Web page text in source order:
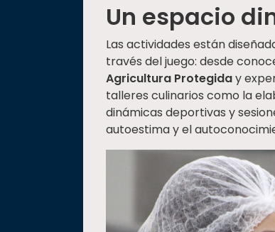
Un espacio
Las actividades están
través del juego: desde
Agricultura Protegiday
talleres culinarios como la
dinámicas deportivas y
autoestima y el